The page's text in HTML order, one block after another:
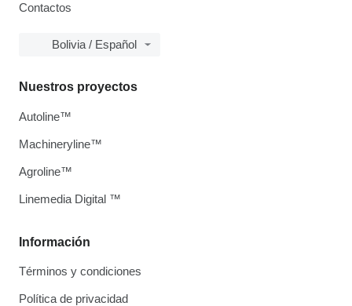
Contactos
Bolivia / Español
Información
Términos y condiciones
Política de privacidad
Nuestros proyectos
Autoline™
Machineryline™
Agroline™
Linemedia Digital ™